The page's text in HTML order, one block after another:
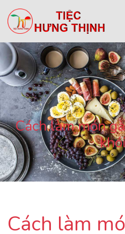
Cách làm món
Cách làm